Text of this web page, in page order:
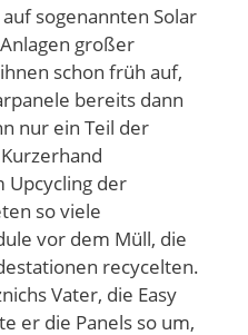
sogenannten Solar
großer
schon früh auf,
bereits dann
nur ein Teil der
Upcycling der
so viele
vor dem Müll, die
recycelten.
Vater, die Easy
er die Panels so um,